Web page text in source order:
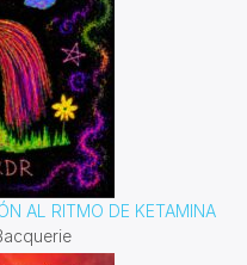
AL RITMO DE KETAMINA